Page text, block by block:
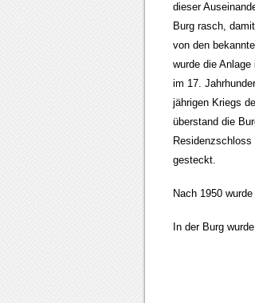
dieser
Burg rasch,
von den
wurde die
im 17.
jährigen Kriegs
überstand die
gesteckt.
Nach 1950
In der Burg